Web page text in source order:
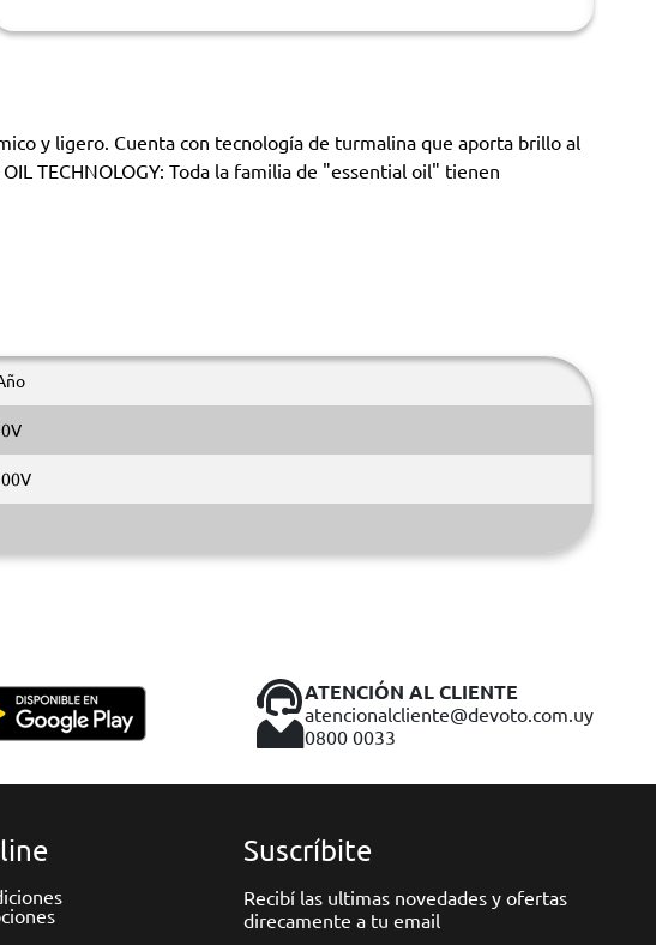
y ligero. Cuenta con tecnología de turmalina que aporta brillo al
TECHNOLOGY: Toda la familia de "essential oil" tienen
ATENCIÓN AL CLIENTE
atencionalcliente@devoto.com.uy
0800 0033
Suscríbite
Recibí las ultimas novedades y ofertas
direcamente a tu email